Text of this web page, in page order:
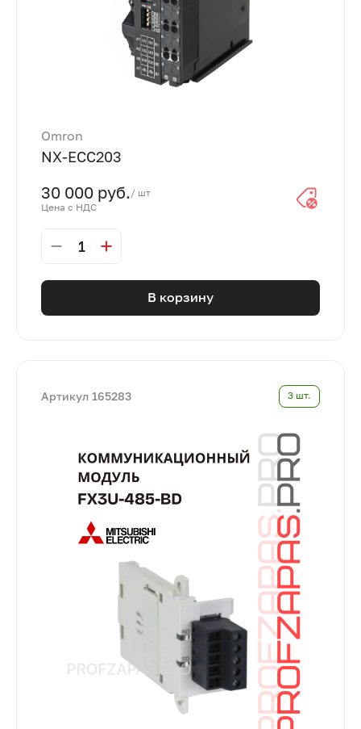
Omron
NX-ECC203
30 000 руб. / шт
Цена с НДС
1
В корзину
Артикул 165283 3 шт.